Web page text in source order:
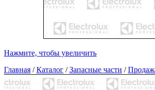
Нажмите, чтобы увеличить
Главная /Каталог /Запасные части /